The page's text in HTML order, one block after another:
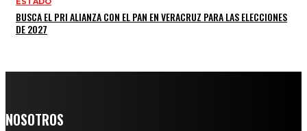
BUSCA EL PRI ALIANZA CON EL PAN EN VERACRUZ PARA LAS ELECCIONES
DE 2027
NOSOTROS